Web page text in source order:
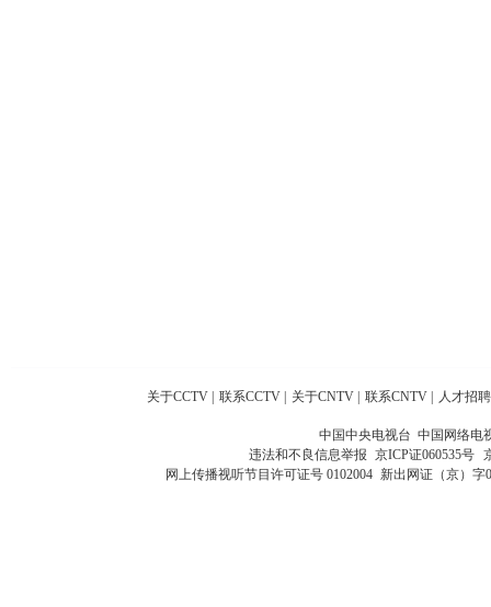
关于CCTV 联系CCTV 关于CNTV 联系CNTV 人才招聘
中国中央电视台 中国网络电
违法和不良信息举报 京ICP证060535号
网上传播视听节目许可证号 0102004 新出网证（京）